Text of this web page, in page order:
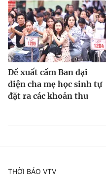
Đề xuất cấm Ban đại
diện cha mẹ học sinh tự
đặt ra các khoản thu
THỜI BÁO VTV